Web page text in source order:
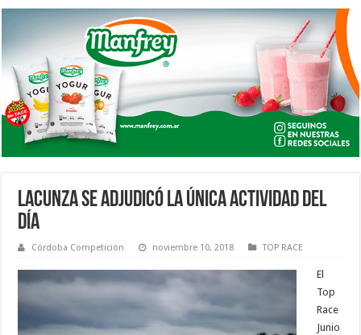
LACUNZA SE ADJUDICÓ LA ÚNICA ACTIVIDAD DEL
DÍA
Córdoba Competición noviembre 10, 2018 TOP RACE
El
Top
Race
Junio